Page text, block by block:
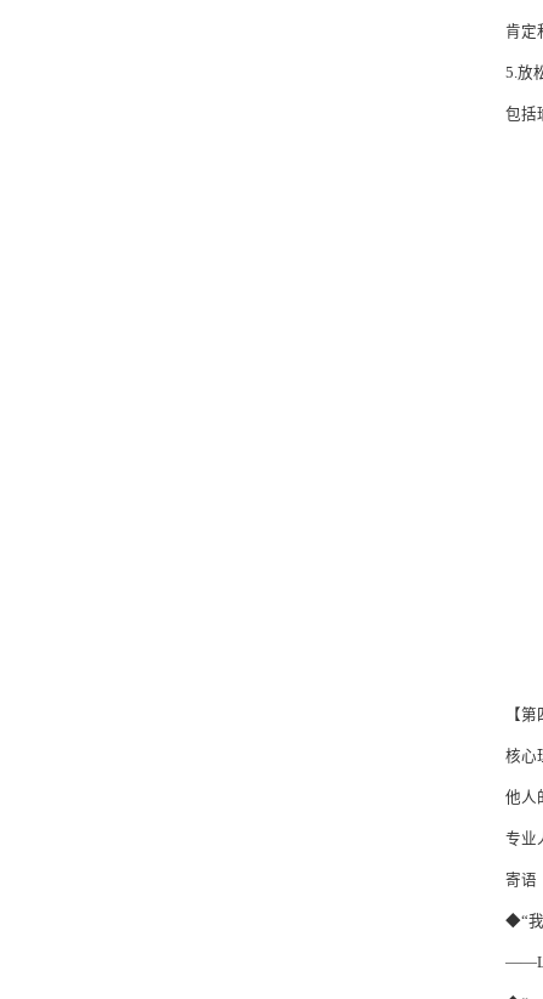
肯定
5.放
包括
【
核心
他人
专业
寄语
◆“我